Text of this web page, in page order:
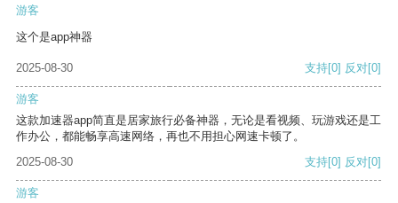
游客
这个是app神器
2025-08-30 支持[0] 反对[0]
游客
这款加速器app简直是居家旅行必备神器，无论是看视频、玩游戏还是工
作办公，都能畅享高速网络，再也不用担心网速卡顿了。
2025-08-30
支持[0] 反对[0]
游客